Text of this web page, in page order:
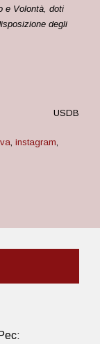
e Volontà, doti
degli
USDB
, instagram,
Pec: